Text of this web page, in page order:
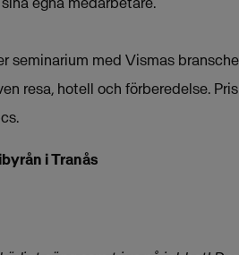
seminarium med Vismas
resa, hotell och förberedelse.
i Tranås